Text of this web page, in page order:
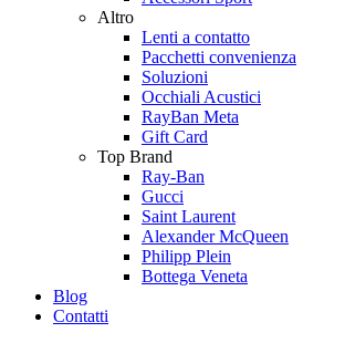
Altro
Lenti a contatto
Pacchetti convenienza
Soluzioni
Occhiali Acustici
RayBan Meta
Gift Card
Top Brand
Ray-Ban
Gucci
Saint Laurent
Alexander McQueen
Philipp Plein
Bottega Veneta
Blog
Contatti